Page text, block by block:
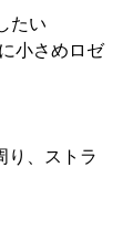
たい
小さめロゼ
り、ストラ